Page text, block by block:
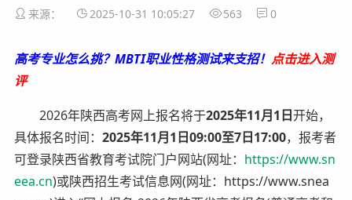
来源： 2025-10-31 10:05:27 563 0
高考专业怎么挑？MBTI职业性格测试来支招！ 点击进入测
评
2026年陕西高考网上报名将于2025年11月1日开始，
具体报名时间： 2025年11月1日09:00至7日17:00，报考者
可登录陕西省教育考试院门户网站(网址： https://www.sn
eea.cn)或陕西招生考试信息网(网址：https://www.snea